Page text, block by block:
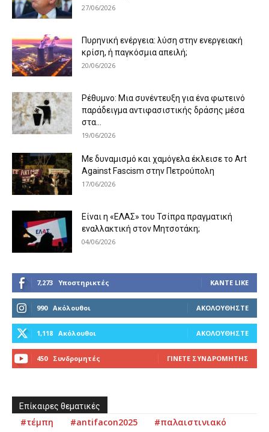
27/06/2026
Πυρηνική ενέργεια: λύση στην ενεργειακή
κρίση, ή παγκόσμια απειλή;
20/06/2026
Ρέθυμνο: Μια συνέντευξη για ένα φωτεινό
παράδειγμα αντιφασιστικής δράσης μέσα
στα...
19/06/2026
Με δυναμισμό και χαμόγελα έκλεισε το Art
Against Fascism στην Πετρούπολη
17/06/2026
Είναι η «ΕΛΑΣ» του Τσίπρα πραγματική
εναλλακτική στον Μητσοτάκη;
04/06/2026
7,273 Υποστηρικτές ΚΆΝΤΕ LIKE
990 Ακόλουθοι ΑΚΟΛΟΥΘΉΣΤΕ
1,118 Ακόλουθοι ΑΚΟΛΟΥΘΉΣΤΕ
450 Συνδρομητές ΓΊΝΕΤΕ ΣΥΝΔΡΟΜΗΤΉΣ
Επίκαιρες θεματικές
#τέμπη #antifacon2025
#παλαιστινιακό